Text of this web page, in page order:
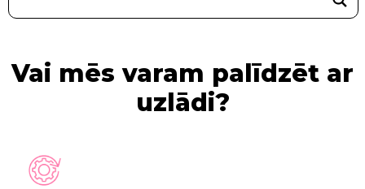
Vai mēs varam palīdzēt ar
uzlādi?